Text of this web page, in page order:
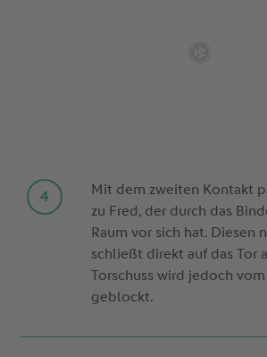
Mit dem zweiten Kontakt
zu Fred, der durch das
Raum vor sich hat. Diesen
schließt direkt auf das Tor
Torschuss wird jedoch
geblockt.